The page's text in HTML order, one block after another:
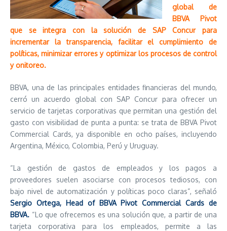
global de
BBVA Pivot
que se integra con la solución de SAP Concur para
incrementar la transparencia, facilitar el cumplimiento de
políticas, minimizar errores y optimizar los procesos de control
y onitoreo.
BBVA, una de las principales entidades financieras del mundo,
cerró un acuerdo global con SAP Concur para ofrecer un
servicio de tarjetas corporativas que permitan una gestión del
gasto con visibilidad de punta a punta: se trata de BBVA Pivot
Commercial Cards, ya disponible en ocho países, incluyendo
Argentina, México, Colombia, Perú y Uruguay.
“La gestión de gastos de empleados y los pagos a
proveedores suelen asociarse con procesos tediosos, con
bajo nivel de automatización y políticas poco claras”, señaló
Sergio Ortega, Head of BBVA Pivot Commercial Cards de
BBVA. “Lo que ofrecemos es una solución que, a partir de una
tarjeta corporativa para los empleados, permite a las